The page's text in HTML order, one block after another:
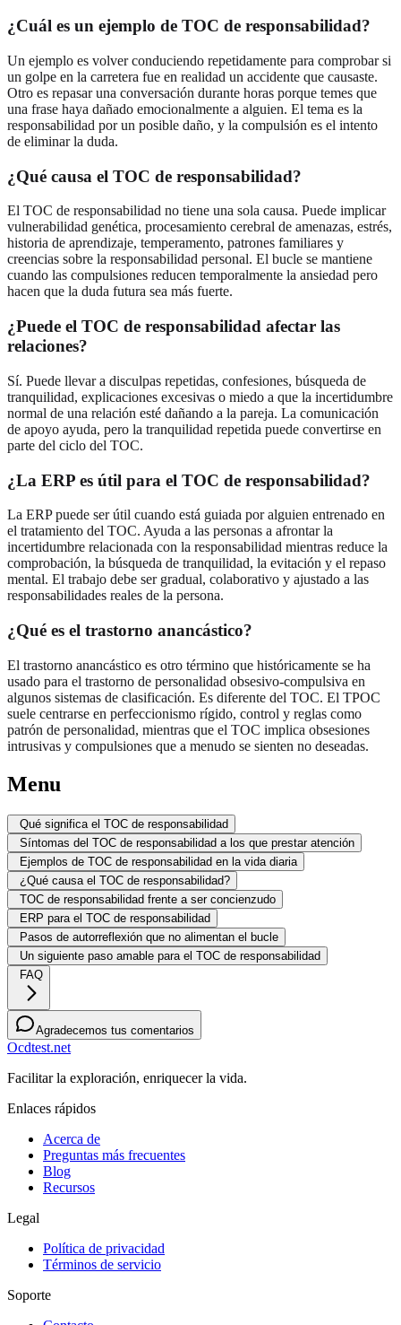
¿Cuál es un ejemplo de TOC de responsabilidad?
Un ejemplo es volver conduciendo repetidamente para comprobar si
un golpe en la carretera fue en realidad un accidente que causaste.
Otro es repasar una conversación durante horas porque temes que
una frase haya dañado emocionalmente a alguien. El tema es la
responsabilidad por un posible daño, y la compulsión es el intento
de eliminar la duda.
¿Qué causa el TOC de responsabilidad?
El TOC de responsabilidad no tiene una sola causa. Puede implicar
vulnerabilidad genética, procesamiento cerebral de amenazas, estrés,
historia de aprendizaje, temperamento, patrones familiares y
creencias sobre la responsabilidad personal. El bucle se mantiene
cuando las compulsiones reducen temporalmente la ansiedad pero
hacen que la duda futura sea más fuerte.
¿Puede el TOC de responsabilidad afectar las
relaciones?
Sí. Puede llevar a disculpas repetidas, confesiones, búsqueda de
tranquilidad, explicaciones excesivas o miedo a que la incertidumbre
normal de una relación esté dañando a la pareja. La comunicación
de apoyo ayuda, pero la tranquilidad repetida puede convertirse en
parte del ciclo del TOC.
¿La ERP es útil para el TOC de responsabilidad?
La ERP puede ser útil cuando está guiada por alguien entrenado en
el tratamiento del TOC. Ayuda a las personas a afrontar la
incertidumbre relacionada con la responsabilidad mientras reduce la
comprobación, la búsqueda de tranquilidad, la evitación y el repaso
mental. El trabajo debe ser gradual, colaborativo y ajustado a las
responsabilidades reales de la persona.
¿Qué es el trastorno anancástico?
El trastorno anancástico es otro término que históricamente se ha
usado para el trastorno de personalidad obsesivo-compulsiva en
algunos sistemas de clasificación. Es diferente del TOC. El TPOC
suele centrarse en perfeccionismo rígido, control y reglas como
patrón de personalidad, mientras que el TOC implica obsesiones
intrusivas y compulsiones que a menudo se sienten no deseadas.
Menu
Qué significa el TOC de responsabilidad
Síntomas del TOC de responsabilidad a los que prestar atención
Ejemplos de TOC de responsabilidad en la vida diaria
¿Qué causa el TOC de responsabilidad?
TOC de responsabilidad frente a ser concienzudo
ERP para el TOC de responsabilidad
Pasos de autorreflexión que no alimentan el bucle
Un siguiente paso amable para el TOC de responsabilidad
FAQ
Agradecemos tus comentarios
Ocdtest.net
Facilitar la exploración, enriquecer la vida.
Enlaces rápidos
Acerca de
Preguntas más frecuentes
Blog
Recursos
Legal
Política de privacidad
Términos de servicio
Soporte